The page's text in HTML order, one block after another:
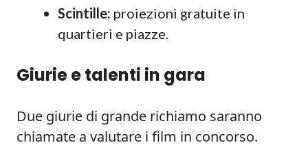
Scintille: proiezioni gratuite in
quartieri e piazze.
Giurie e talenti in gara
Due giurie di grande richiamo saranno
chiamate a valutare i film in concorso.